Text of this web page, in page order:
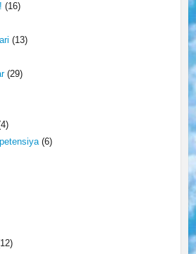
(16)
(13)
(29)
(6)